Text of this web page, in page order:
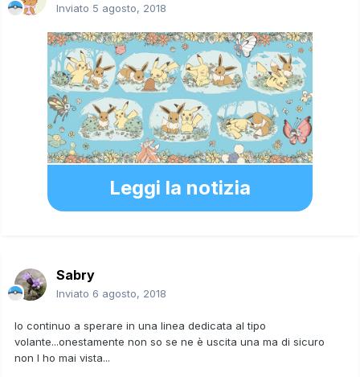
Inviato 5 agosto, 2018
Leggi la notizia
Sabry
Inviato 6 agosto, 2018
Io continuo a sperare in una linea dedicata al tipo
volante...onestamente non so se ne è uscita una ma di sicuro
non l ho mai vista...